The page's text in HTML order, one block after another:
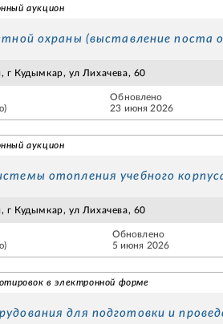
аукцион
охраны (выставление поста
г Кудымкар, ул Лихачева, 60
Обновлено
23 июня 2026
аукцион
отопления учебного
г Кудымкар, ул Лихачева, 60
Обновлено
5 июня 2026
в электронной форме
для подготовки и